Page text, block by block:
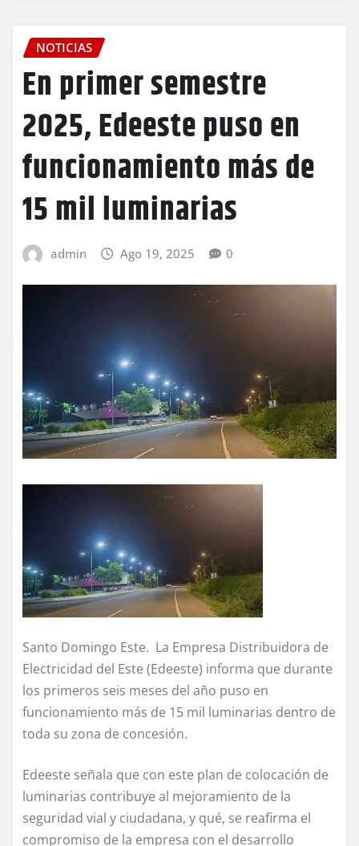
NOTICIAS
En primer semestre
2025, Edeeste puso en
funcionamiento más de
15 mil luminarias
admin Ago 19, 2025 0
Santo Domingo Este. La Empresa Distribuidora de
Electricidad del Este (Edeeste) informa que durante
los primeros seis meses del año puso en
funcionamiento más de 15 mil luminarias dentro de
toda su zona de concesión.
Edeeste señala que con este plan de colocación de
luminarias contribuye al mejoramiento de la
seguridad vial y ciudadana, y qué, se reafirma el
compromiso de la empresa con el desarrollo